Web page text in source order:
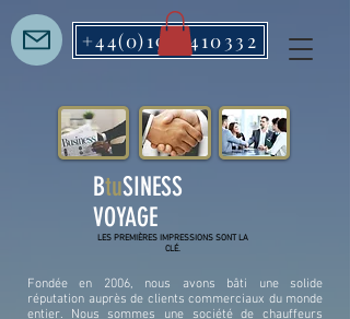
+44(0)1912410332
BtuSINESS
VOYAGE
LES PREMIÈRES IMPRESSIONS SONT LA
CLÉ.
Fondée en 2006, nous avons bâti une solide
réputation auprès de clients commerciaux du monde
entier. Nous sommes une société de chauffeurs